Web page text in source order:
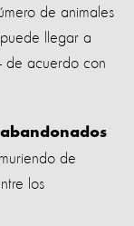
de animales
llegar a
de acuerdo con
de
los